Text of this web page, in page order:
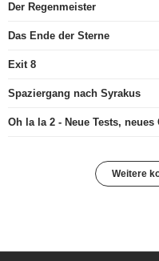
Der Regenmeister
Das Ende der Sterne
Exit 8
Spaziergang nach Syrakus
Oh la la 2 - Neue Tests, neues
Weitere